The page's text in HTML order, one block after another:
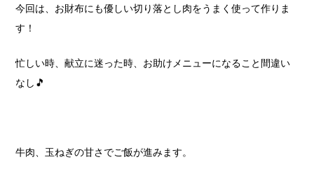
今回は、お財布にも優しい切り落とし肉をうまく使って作りま
す！
忙しい時、献立に迷った時、お助けメニューになること間違い
なし🎵
牛肉、玉ねぎの甘さでご飯が進みます。